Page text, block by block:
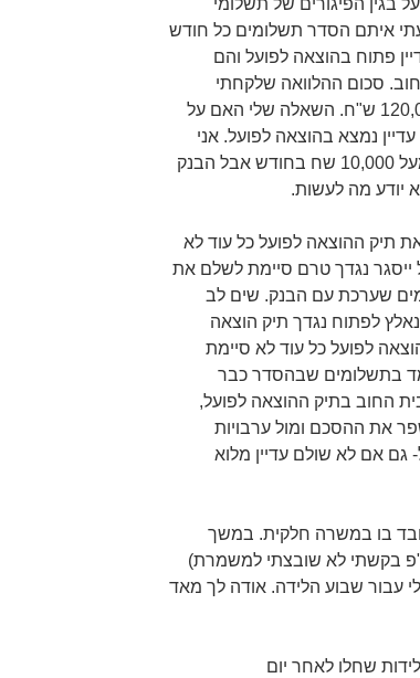
בגין הפיגורים של תשלומי
איתם הסדר תשלומים כל חודש
פתוח בהוצאה לפועל והם
סכום ההלוואה שלקחתי
70,000 ש"ח והחוב עם הפיגורים עומד על 120,000 ש"ח. השאלה שלי האם על
נמצא בהוצאה לפועל. אני
כרגע כבר חצי שנה עומד בתשלומים ומכניס מעל 10,000 שח בחודש אבל הבנק
יודע מה לעשות.
תיק ההוצאה לפועל כל עוד לא
ייסגר נגדך טרם סיימת לשלם את
שערכת עם הבנק. שים לב
לפתוח נגדך תיק הוצאה
לפועל כל עוד לא סיימת
בתשלומים שבהסדר כבר
החוב בתיק ההוצאה לפועל,
את ההסכם ומול ערבויות
גם אם לא שולם עדיין מלוא
בו במשרה חלקית. במשך
בקשתי לא שובצתי למשמרת)
עבור שבוע הלידה. אודה לך מאד
שחלו לאחר יום